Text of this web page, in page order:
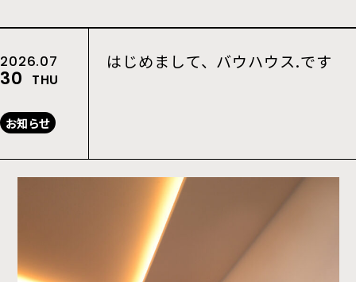
2026.07
30 THU
お知らせ
はじめまして、バウハウス.です